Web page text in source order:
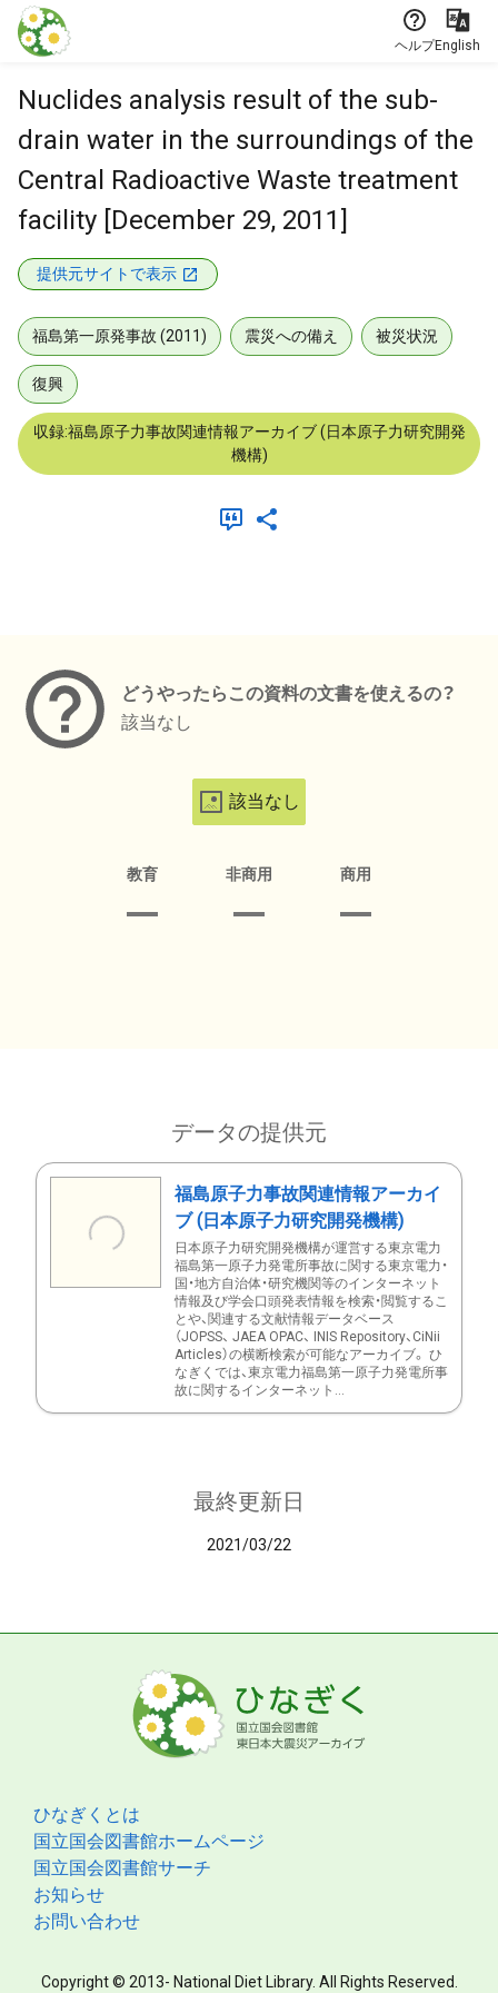
本文に飛ぶ
ヘルプEnglish
Nuclides analysis result of the sub-
drain water in the surroundings of the
Central Radioactive Waste treatment
facility [December 29, 2011]
提供元サイトで表示
福島第一原発事故 (2011) 震災への備え 被災状況
復興
収録:福島原子力事故関連情報アーカイブ (日本原子力研究開発
機構)
どうやったらこの資料の文書を使えるの？
該当なし
該当なし
教育 非商用 商用
データの提供元
福島原子力事故関連情報アーカイ
ブ (日本原子力研究開発機構)
日本原子力研究開発機構が運営する東京電力
福島第一原子力発電所事故に関する東京電力・
国・地方自治体・研究機関等のインターネット
情報及び学会口頭発表情報を検索・閲覧するこ
とや、関連する文献情報データベース
（JOPSS、 JAEA OPAC、 INIS Repository、CiNii
Articles）の横断検索が可能なアーカイブ。 ひ
なぎくでは、東京電力福島第一原子力発電所事
故に関するインターネット...
最終更新日
2021/03/22
ひなぎくとは
国立国会図書館ホームページ
国立国会図書館サーチ
お知らせ
お問い合わせ
Copyright © 2013- National Diet Library. All Rights Reserved.